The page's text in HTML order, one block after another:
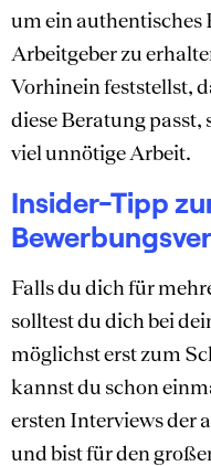
um ein authentisches
Arbeitgeber zu
Vorhinein feststellst,
diese Beratung
viel unnötige Arbeit.
Insider-Tipp
Falls du dich für
solltest du dich bei
möglichst erst zum
kannst du schon
ersten Interviews der
und bist für den